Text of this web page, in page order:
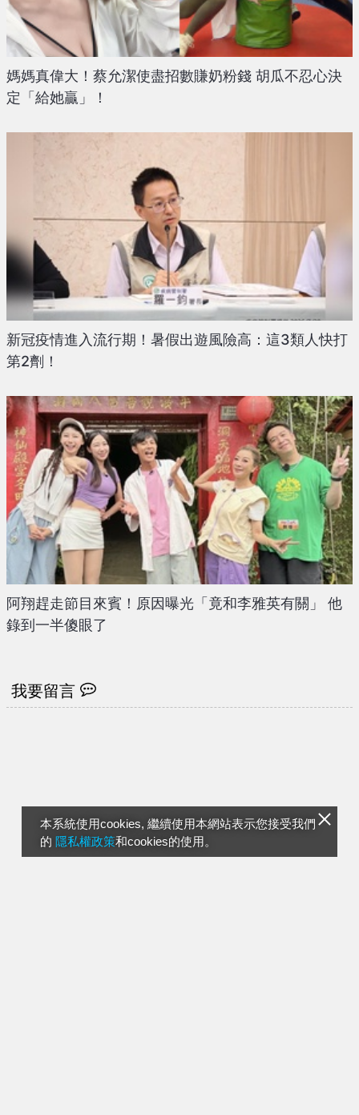
本系統使用cookies, 繼續使用本網站表示您接受我們
的 隱私權政策和cookies的使用。
媽媽真偉大！蔡允潔使盡招數賺奶粉錢 胡瓜不忍心決
定「給她贏」！
新冠疫情進入流行期！暑假出遊風險高：這3類人快打
第2劑！
阿翔趕走節目來賓！原因曝光「竟和李雅英有關」 他
錄到一半傻眼了
我要留言